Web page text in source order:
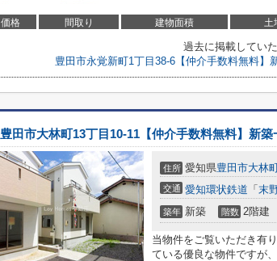
価格 間取り 建物面積 土
過去に掲載していた
豊田市永覚新町1丁目38-6【仲介手数料無料】
豊田市大林町13丁目10-11【仲介手数料無料】新築
住所 愛知県豊田市大林
交通 愛知環状鉄道 「 末
築年 新築 階数 2階建
当物件をご覧いただき有
ている優良な物件ですが